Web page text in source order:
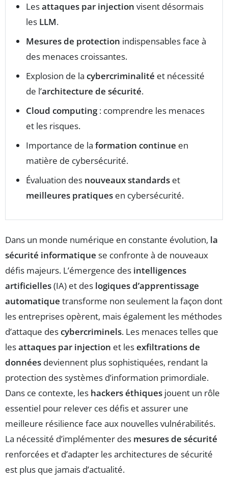
Lesattaques par injection visent désormais
les LLM.
Mesures de protection indispensables face à
des menaces croissantes.
Explosion de la cybercriminalité et nécessité
de l’architecture de sécurité.
Cloud computing: comprendre les menaces
et les risques.
Importance de la formation continue en
matière de cybersécurité.
Évaluation des nouveaux standards et
meilleures pratiques en cybersécurité.
Dans un monde numérique en constante évolution, la
sécurité informatique se confronte à de nouveaux
défis majeurs. L’émergence des intelligences
artificielles(IA) et des logiques d’apprentissage
automatique transforme non seulement la façon dont
les entreprises opèrent, mais également les méthodes
d’attaque descybercriminels. Les menaces telles que
lesattaques par injection et lesexfiltrations de
données deviennent plus sophistiquées, rendant la
protection des systèmes d’information primordiale.
Dans ce contexte, les hackers éthiques jouent un rôle
essentiel pour relever ces défis et assurer une
meilleure résilience face aux nouvelles vulnérabilités.
La nécessité d’implémenter des mesures de sécurité
renforcées et d’adapter les architectures de sécurité
est plus que jamais d’actualité.